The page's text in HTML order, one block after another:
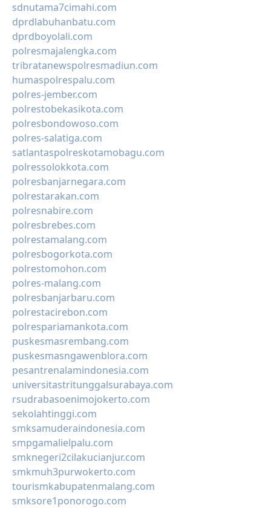
sdnutama7cimahi.com
dprdlabuhanbatu.com
dprdboyolali.com
polresmajalengka.com
tribratanewspolresmadiun.com
humaspolrespalu.com
polres-jember.com
polrestobekasikota.com
polresbondowoso.com
polres-salatiga.com
satlantaspolreskotamobagu.com
polressolokkota.com
polresbanjarnegara.com
polrestarakan.com
polresnabire.com
polresbrebes.com
polrestamalang.com
polresbogorkota.com
polrestomohon.com
polres-malang.com
polresbanjarbaru.com
polrestacirebon.com
polrespariamankota.com
puskesmasrembang.com
puskesmasngawenblora.com
pesantrenalamindonesia.com
universitastritunggalsurabaya.com
rsudrabasoenimojokerto.com
sekolahtinggi.com
smksamuderaindonesia.com
smpgamalielpalu.com
smknegeri2cilakucianjur.com
smkmuh3purwokerto.com
tourismkabupatenmalang.com
smksore1ponorogo.com